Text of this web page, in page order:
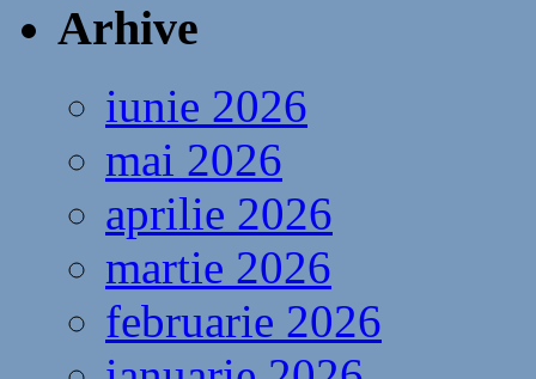
Arhive
iunie 2026
mai 2026
aprilie 2026
martie 2026
februarie 2026